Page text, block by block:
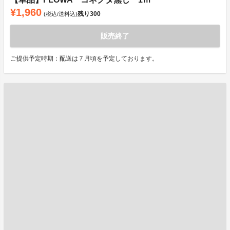
¥1,960 (税込/送料込)残り300
販売終了
ご提供予定時期：配送は７月頃を予定しております。